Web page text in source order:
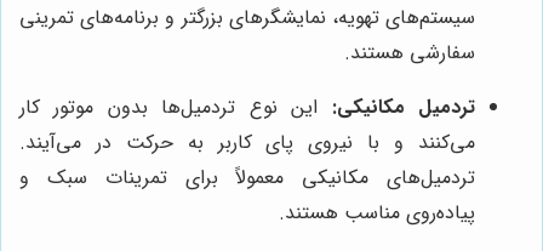
سیستم‌های تهویه، نمایشگرهای بزرگتر و برنامه‌های تمرینی
سفارشی هستند.
تردمیل مکانیکی: این نوع تردمیل‌ها بدون موتور کار
می‌کنند و با نیروی پای کاربر به حرکت در می‌آیند.
تردمیل‌های مکانیکی معمولاً برای تمرینات سبک و
پیاده‌روی مناسب هستند.